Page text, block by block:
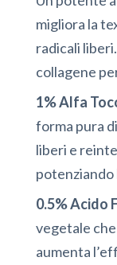
migliora la
radicali
collagene
1% Alfa
forma pura
liberi e
potenziando
0.5% Acido
vegetale che
aumenta